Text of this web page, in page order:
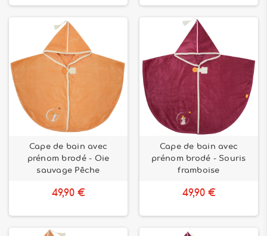
Cape de bain avec
prénom brodé - Oie
sauvage Pêche
49,90 €
Cape de bain avec
prénom brodé - Souris
framboise
49,90 €